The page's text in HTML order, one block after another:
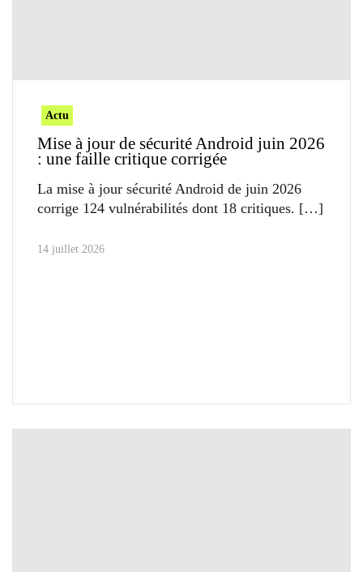
Actu
Mise à jour de sécurité Android juin 2026
: une faille critique corrigée
La mise à jour sécurité Android de juin 2026
corrige 124 vulnérabilités dont 18 critiques.
14 juillet 2026